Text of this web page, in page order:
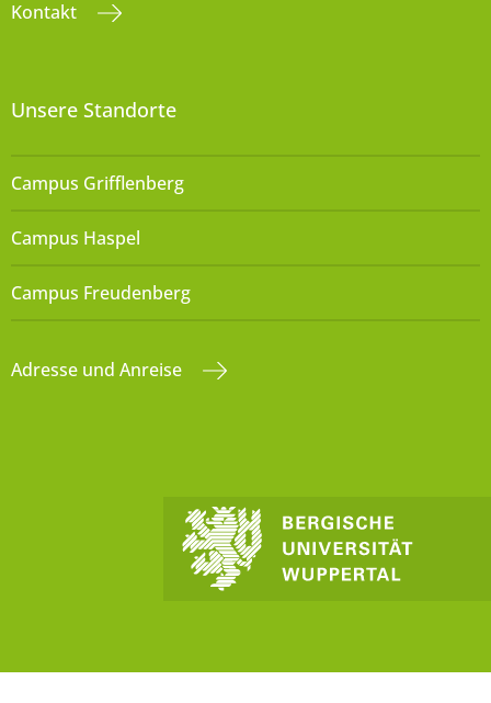
Kontakt
Unsere Standorte
Campus Grifflenberg
Campus Haspel
Campus Freudenberg
Adresse und Anreise